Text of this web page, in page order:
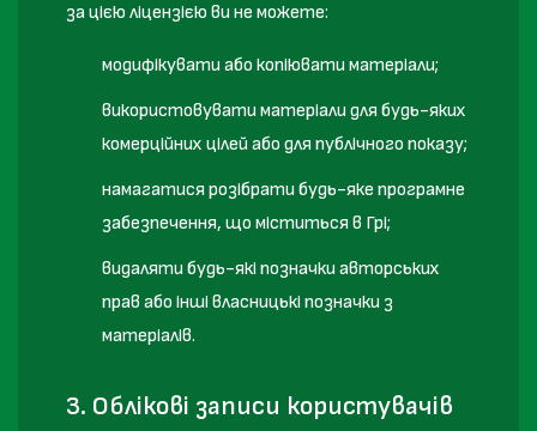
за цією ліцензією ви не можете:
модифікувати або копіювати матеріали;
використовувати матеріали для будь-яких
комерційних цілей або для публічного показу;
намагатися розібрати будь-яке програмне
забезпечення, що міститься в Грі;
видаляти будь-які позначки авторських
прав або інші власницькі позначки з
матеріалів.
3. Облікові записи користувачів